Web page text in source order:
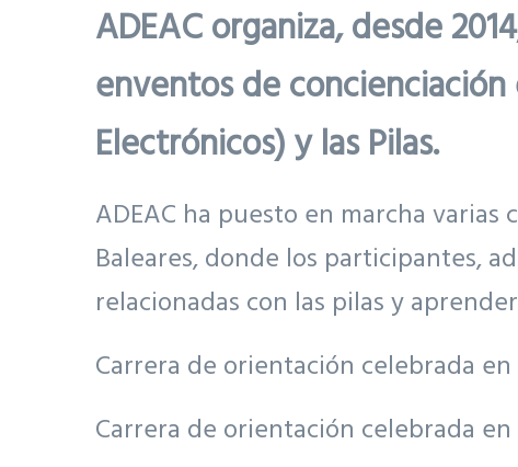
ADEAC organiza, desde
enventos de concienciación
Electrónicos) y las Pilas.
ADEAC ha puesto en marcha
Baleares, donde los participantes,
relacionadas con las pilas y
Carrera de orientación celebrada en
Carrera de orientación celebrada